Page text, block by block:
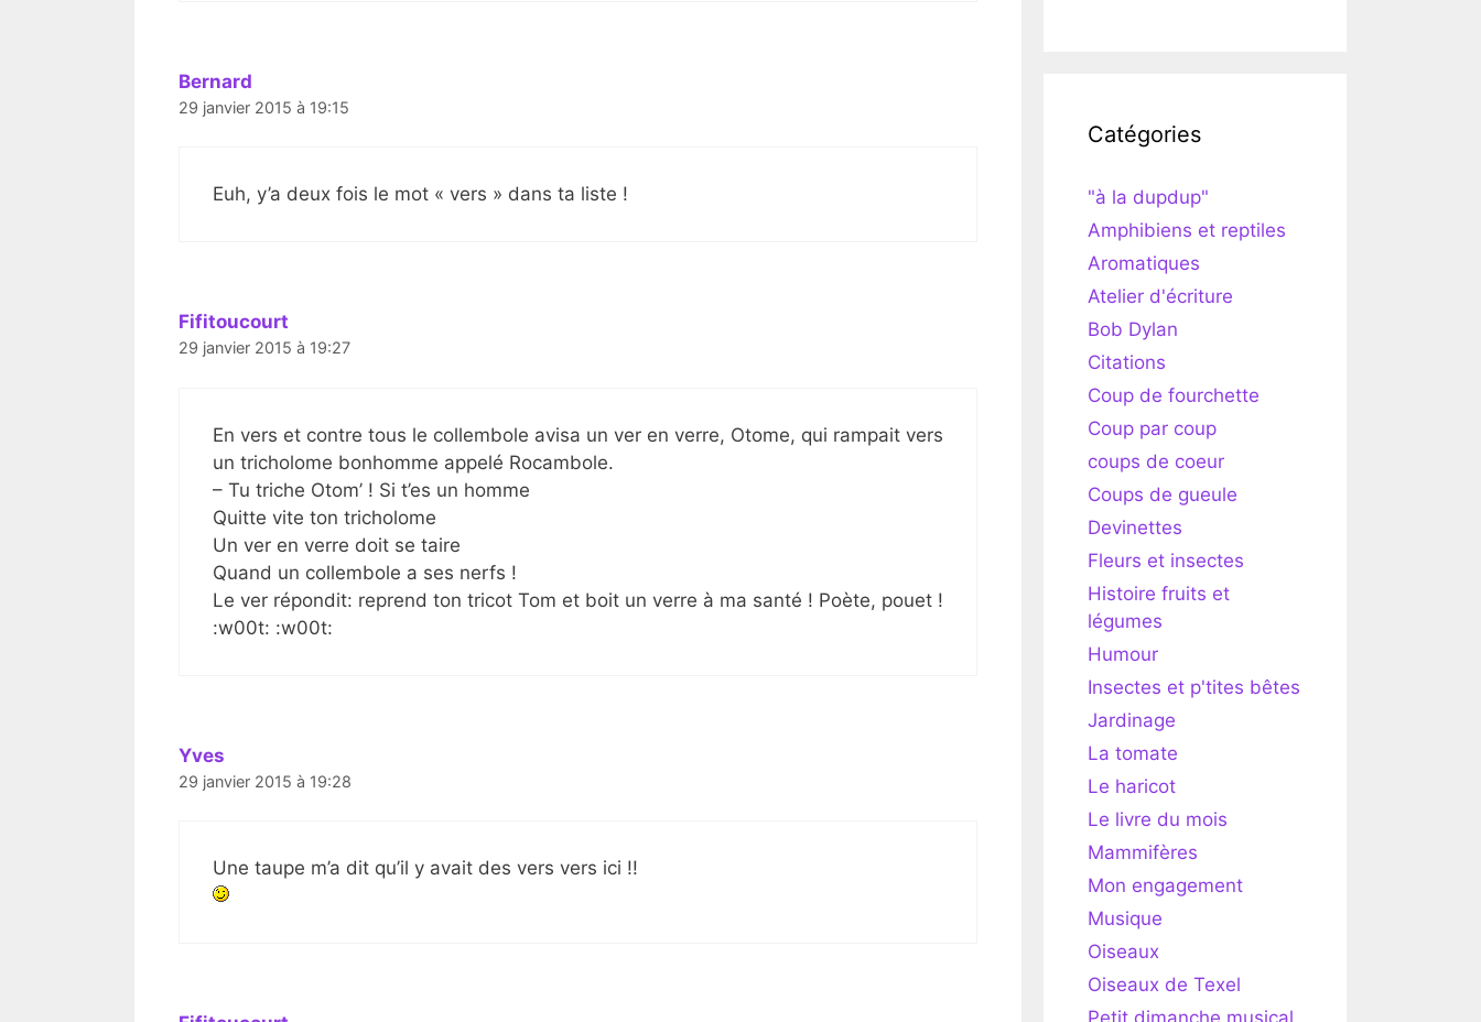
Bernard
29 janvier 2015 à 19:15
Euh, y’a deux fois le mot « vers » dans ta liste !
Fifitoucourt
29 janvier 2015 à 19:27
En vers et contre tous le collembole avisa un ver en verre, Otome, qui rampait vers
un tricholome bonhomme appelé Rocambole.
– Tu triche Otom’ ! Si t’es un homme
Quitte vite ton tricholome
Un ver en verre doit se taire
Quand un collembole a ses nerfs !
Le ver répondit: reprend ton tricot Tom et boit un verre à ma santé ! Poète, pouet !
:w00t: :w00t:
Yves
29 janvier 2015 à 19:28
Une taupe m’a dit qu’il y avait des vers vers ici !!
Catégories
"à la dupdup"
Amphibiens et reptiles
Aromatiques
Atelier d'écriture
Bob Dylan
Citations
Coup de fourchette
Coup par coup
coups de coeur
Coups de gueule
Devinettes
Fleurs et insectes
Histoire fruits et
légumes
Humour
Insectes et p'tites bêtes
Jardinage
La tomate
Le haricot
Le livre du mois
Mammifères
Mon engagement
Musique
Oiseaux
Oiseaux de Texel
Petit dimanche musical